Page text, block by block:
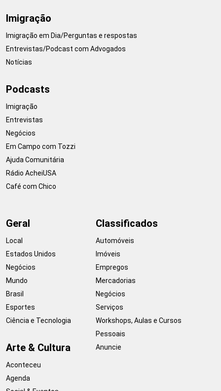
Imigração
Imigração em Dia/Perguntas e respostas
Entrevistas/Podcast com Advogados
Notícias
Podcasts
Imigração
Entrevistas
Negócios
Em Campo com Tozzi
Ajuda Comunitária
Rádio AcheiUSA
Café com Chico
Geral
Local
Estados Unidos
Negócios
Mundo
Brasil
Esportes
Ciência e Tecnologia
Arte & Cultura
Aconteceu
Agenda
Classificados
Automóveis
Imóveis
Empregos
Mercadorias
Negócios
Serviços
Workshops, Aulas e Cursos
Pessoais
Anuncie